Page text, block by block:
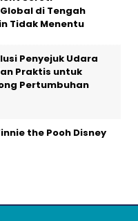
di Tengah
Tidak Menentu
Penyejuk Udara
Praktis untuk
Pertumbuhan
the Pooh Disney